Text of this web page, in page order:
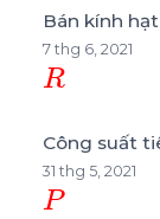
Bán kính
7 thg 6, 2021
R
Công suất
31 thg 5, 2021
P